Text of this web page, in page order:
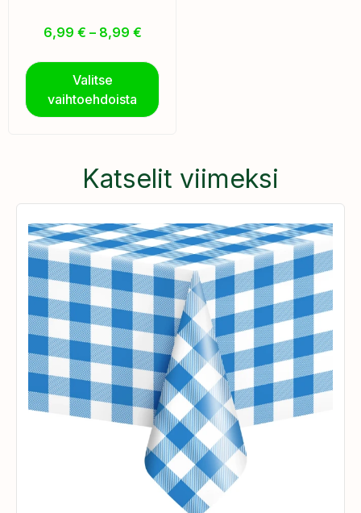
6,99 € – 8,99 €
Valitse
vaihtoehdoista
Katselit viimeksi